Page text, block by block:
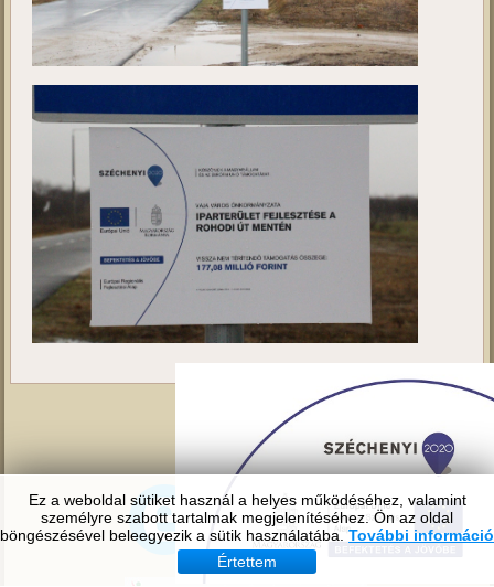
Ez a weboldal sütiket használ a helyes működéséhez, valamint
személyre szabott tartalmak megjelenítéséhez. Ön az oldal
böngészésével beleegyezik a sütik használatába. További információ
Értettem